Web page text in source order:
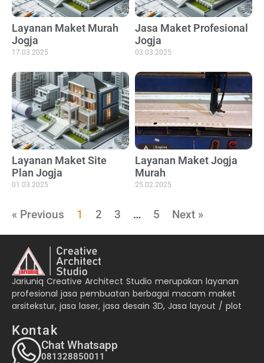
Layanan Maket Murah
Jogja
17.03.2025
Jasa Maket Profesional
Jogja
03.03.2025
Layanan Maket Site
Plan Jogja
01.03.2025
Layanan Maket Jogja
Murah
25.02.2025
« Previous 1 2 3 … 5 Next »
Jariuniq Creative Architect Studio merupakan layanan
profesional jasa pembuatan berbagai macam maket
arsitekstur, jasa laser, jasa desain 3D, Jasa layout / plot
Kontak
Chat Whatsapp
081328850011